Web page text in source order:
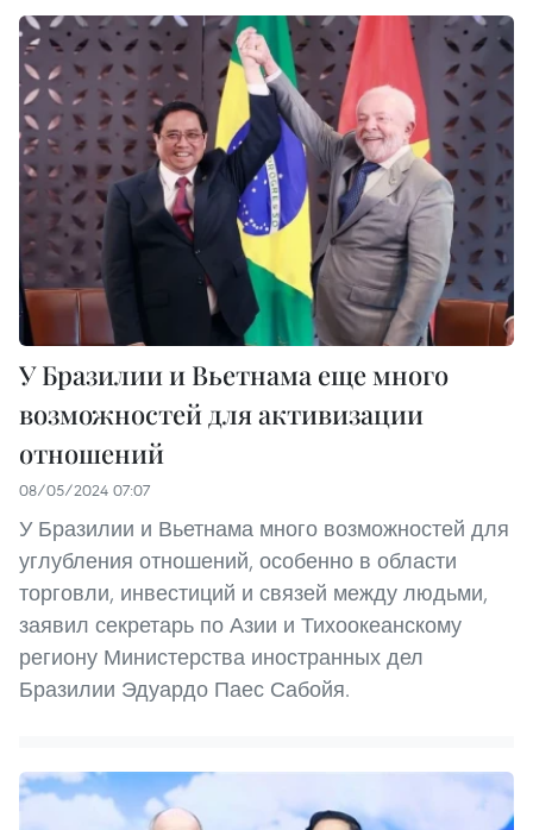
У Бразилии и Вьетнама еще много
возможностей для активизации
отношений
08/05/2024 07:07
У Бразилии и Вьетнама много возможностей для
углубления отношений, особенно в области
торговли, инвестиций и связей между людьми,
заявил секретарь по Азии и Тихоокеанскому
региону Министерства иностранных дел
Бразилии Эдуардо Паес Сабойя.